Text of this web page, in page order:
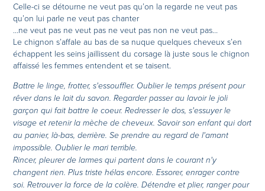
Celle-ci se détourne ne veut pas qu’on la regarde ne veut pas
qu’on lui parle ne veut pas chanter
…ne veut pas ne veut pas ne veut pas non ne veut pas…
Le chignon s’affale au bas de sa nuque quelques cheveux s’en
échappent les seins jaillissent du corsage là juste sous le chignon
affaissé les femmes entendent et se taisent.
Battre le linge, frotter, s'essouffler. Oublier le temps présent pour
rêver dans le lait du savon. Regarder passer au lavoir le joli
garçon qui fait battre le coeur. Redresser le dos, s'essuyer le
visage et retenir la mèche de cheveux. Savoir son enfant qui dort
au panier, là-bas, derrière. Se prendre au regard de l'amant
impossible. Oublier le mari terrible.
Rincer, pleurer de larmes qui partent dans le courant n'y
changent rien. Plus triste hélas encore. Essorer, enrager contre
soi. Retrouver la force de la colère. Détendre et plier, ranger pour